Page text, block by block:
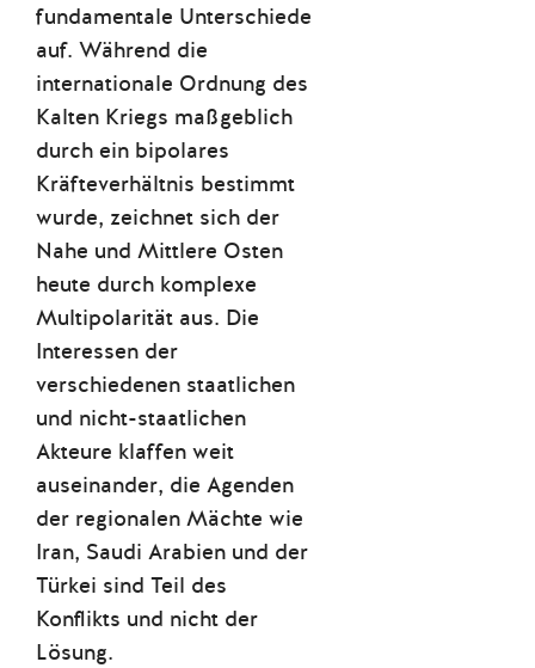
fundamentale Unterschiede
auf. Während die
internationale Ordnung des
Kalten Kriegs maßgeblich
durch ein bipolares
Kräfteverhältnis bestimmt
wurde, zeichnet sich der
Nahe und Mittlere Osten
heute durch komplexe
Multipolarität aus. Die
Interessen der
verschiedenen staatlichen
und nicht-staatlichen
Akteure klaffen weit
auseinander, die Agenden
der regionalen Mächte wie
Iran, Saudi Arabien und der
Türkei sind Teil des
Konflikts und nicht der
Lösung.